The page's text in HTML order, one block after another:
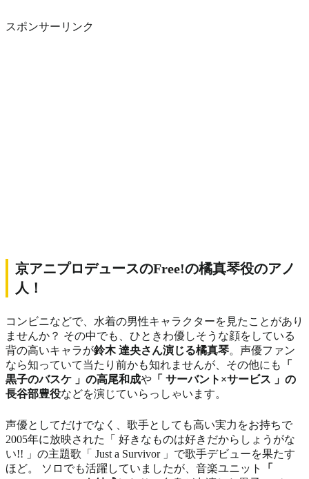
スポンサーリンク
京アニプロデュースのFree!の橘真琴役のアノ
人！
コンビニなどで、水着の男性キャラクターを見たことがあり
ませんか？ その中でも、ひときわ優しそうな顔をしている
背の高いキャラが鈴木 達央さん演じる橘真琴。声優ファン
なら知っていて当たり前かも知れませんが、その他にも
「
黒子のバスケ 」の高尾和成や 「 サーバント×サービス 」の
長谷部豊役などを演じていらっしゃいます。
声優としてだけでなく、歌手としても高い実力をお持ちで
2005年に放映された「 好きなものは好きだからしょうがな
い!! 」の主題歌「 Just a Survivor 」で歌手デビューを果たす
ほど。 ソロでも活躍していましたが、音楽ユニット
「